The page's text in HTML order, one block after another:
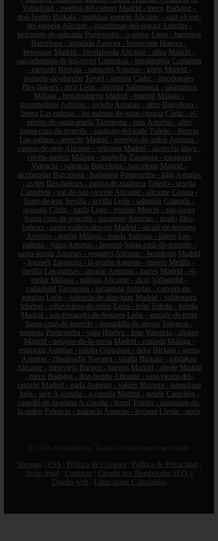
Valladolid - medina-del-campo Madrid - meco Badajoz -
don-benito Bizkaia - markina-xemein Alicante - sant-vicent-
del-raspeig Alicante - guardamar-del-segura Asturias -
belmonte-de-miranda Pontevedra - o-grove Lugo - barreiros
Barcelona - igualada Zamora - benavente Huesca -
benasque Madrid - fuenlabrada Alicante - altea Madrid -
san-sebastián-de-los-reyes Gipuzkoa - hondarribia Cantabria
- meruelo Bizkaia - santurtzi Asturias - gijón Madrid -
pozuelo-de-alarcón Teruel - sarrión Cádiz - algodonales
Illes-balears - inca León - astorga Salamanca - salamanca
Málaga - benalmádena Madrid - madrid Málaga -
torremolinos Asturias - oviedo Asturias - siero Barcelona -
berga Las-palmas - las-palmas-de-gran-canaria Cádiz - el-
puerto-de-santa-maría Tarragona - reus Asturias - aller
Santa-cruz-de-tenerife - santiago-del-teide Toledo - illescas
Las-palmas - arrecife Madrid - torrejón-de-ardoz Asturias -
cangas-de-onís Alicante - orihuela Madrid - alcorcón álava -
vitoria-gasteiz Málaga - marbella Zaragoza - zaragoza
Valencia - valencia Barcelona - barcelona Madrid -
alcobendas Barcelona - badalona Pontevedra - lalín Asturias
- avilés Illes-balears - palma-de-mallorca Toledo - seseña
Cantabria - val-de-san-vicente Alicante - alicante Girona -
lloret-de-mar Sevilla - sevilla León - sahagún Granada -
granada Cádiz - tarifa Lugo - viveiro Murcia - san-javier
Santa-cruz-de-tenerife - tacoronte Asturias - grado Illes-
balears - santa-eulària-des-riu Madrid - alcalá-de-henares
Asturias - gozón Málaga - ronda Asturias - llanes Las-
palmas - yaiza Asturias - langreo Santa-cruz-de-tenerife -
santa-úrsula Asturias - vegadeo Alicante - benidorm Madrid
- leganés Zaragoza - la-muela Asturias - mieres Melilla -
melilla Las-palmas - mogán Asturias - parres Madrid - el-
molar Málaga - málaga Alicante - alcoi Valladolid -
valladolid Tarragona - tarragona Asturias - corvera-de-
asturias León - valencia-de-don-juan Madrid - valdemoro
Madrid - villaviciosa-de-odón León - león Toledo - toledo
Madrid - san-fernando-de-henares León - garrafe-de-torío
Santa-cruz-de-tenerife - granadilla-de-abona Valencia -
requena Pontevedra - vigo Huelva - lepe Valencia - alginet
Madrid - pelayos-de-la-presa Madrid - coslada Málaga -
estepona Asturias - piloña Gipuzkoa - deba Bizkaia - getxo
Asturias - ribadesella Navarra - tafalla Bizkaia - galdakao
Alicante - torrevieja Burgos - burgos Madrid - algete Madrid
- meco Badajoz - don-benito Alicante - sant-vicent-del-
raspeig Madrid - parla Asturias - valdés Navarra - pamplona
Jaén - jaén A-coruña - a-coruña Madrid - getafe Castellón -
castelló-de-la-plana A-coruña - ferrol Toledo - quintanar-de-
la-orden Palencia - palencia Asturias - laviana Lleida - seròs
© 2026 elesbardu.es. Todos los derechos reservados.
Sitemap
RSS Política de Cookies Política de Privacidad
Aviso legal
Contacto
Creado por 0lemiswebs SEO y
Diseño web
Libro sobre Cabañuelas